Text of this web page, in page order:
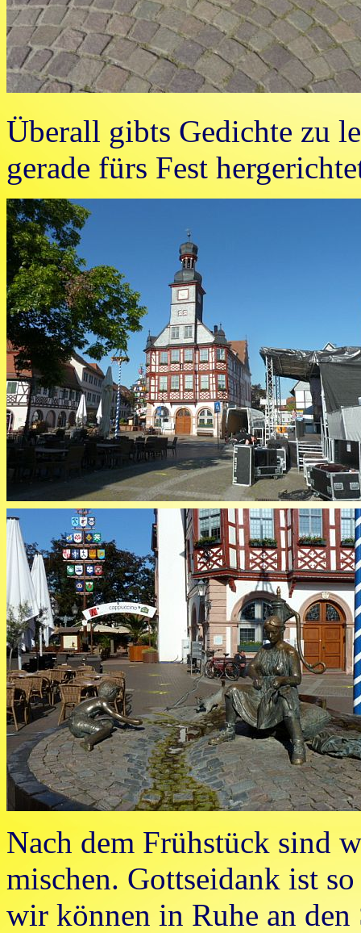
Überall gibts Gedichte zu
gerade fürs Fest
Nach dem Frühstück sind
mischen. Gottseidank ist
wir können in Ruhe an